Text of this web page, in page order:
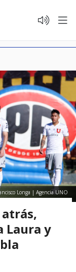
Longa | Agencia UNO
Laura y